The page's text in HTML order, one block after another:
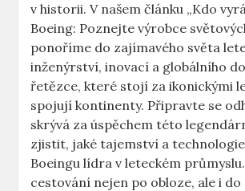
v‍ historii. V našem ⁢článku „Kdo
Boeing: Poznejte výrobce
ponoříme do zajímavého ‌světa
inženýrství, inovací a globálního
řetězce, ​které stojí za ‌ikonickými
spojují ⁣kontinenty. ⁤Připravte se
skrývá ⁤za ​úspěchem​ této
zjistit, jaké tajemství a
Boeingu lídra v leteckém
cestování nejen po ⁣obloze, ale i ⁤do